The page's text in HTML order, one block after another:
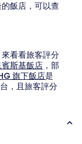
飯店，可以查
看看旅客評分
斯基飯店 ，部
旗下飯店是
，且旅客評分